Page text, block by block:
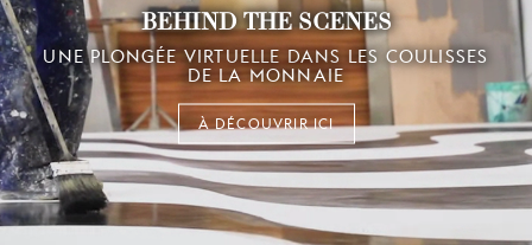
BEHIND THE SCENES
UNE PLONGÉE VIRTUELLE DANS LES COULISSES
DE LA MONNAIE
À DÉCOUVRIR ICI